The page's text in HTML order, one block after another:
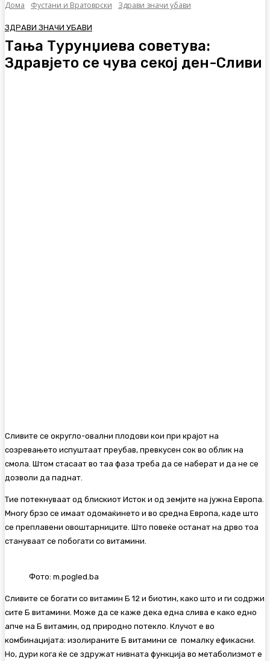
Дома Фустани и Вратоврски Здрави значи убави
ЗДРАВИ ЗНАЧИ УБАВИ
Тања Турунџиева советува:
Здравјето се чува секој ден-Сливи
Сливите се округло-овални плодови кои при крајот на
созревањето испуштаат преубав, превкусен сок во облик на
смола. Штом стасаат во таа фаза треба да се наберат и да не се
дозволи да паднат.
Тие потекнуваат од блискиот Исток и од земјите на јужна Европа.
Многу брзо се имаат одомаќинето и во средна Европа, каде што
се преплавени овоштарниците. Што повеќе останат на дрво тоа
стануваат се побогати со витамини.
Фото: m.pogled.ba
Сливите се богати со витамин Б 12 и биотин, како што и ги содржи
сите Б витамини. Може да се каже дека една слива е како едно
апче на Б витамин, од природно потекло. Клучот е во
комбинацијата: изолираните Б витамини се помалку ефикасни.
Но, дури кога ќе се здружат нивната функција во метаболизмот е